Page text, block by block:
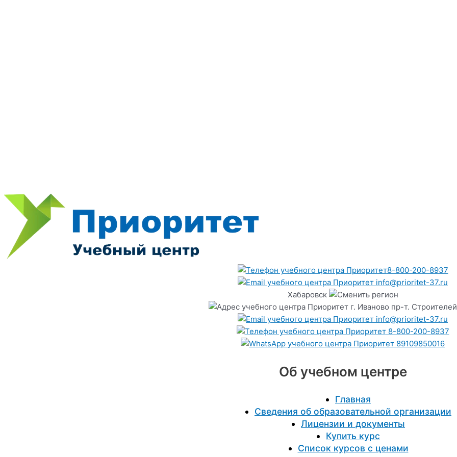
8-800-200-8937
info@prioritet-37.ru
Хабаровск
г. Иваново пр-т.
info@prioritet-37.ru
8-800-200-8937
89109850016
Об учебном центре
Главная
Сведения об образовательной организации
Лицензии и документы
Купить курс
Список курсов с ценами